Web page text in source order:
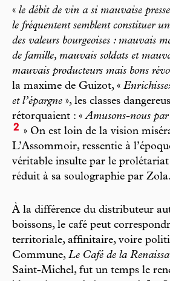
« le débit de vin a si mauvaise presse
le fréquentent semblent constituer
des valeurs bourgeoises : mauvais
de famille, mauvais soldats et
mauvais producteurs mais bons
la maxime de Guizot, «
et l’épargne », les classes
rétorquaient : «Amusons-nous
2 » On est loin de la vision
L’Assommoir, ressentie à
véritable insulte par le
réduit à sa soulographie par Zola.
À la différence du distributeur
boissons, le café peut
territoriale, affinitaire, voire
Commune, Le Café de la
Saint-Michel, fut un temps le